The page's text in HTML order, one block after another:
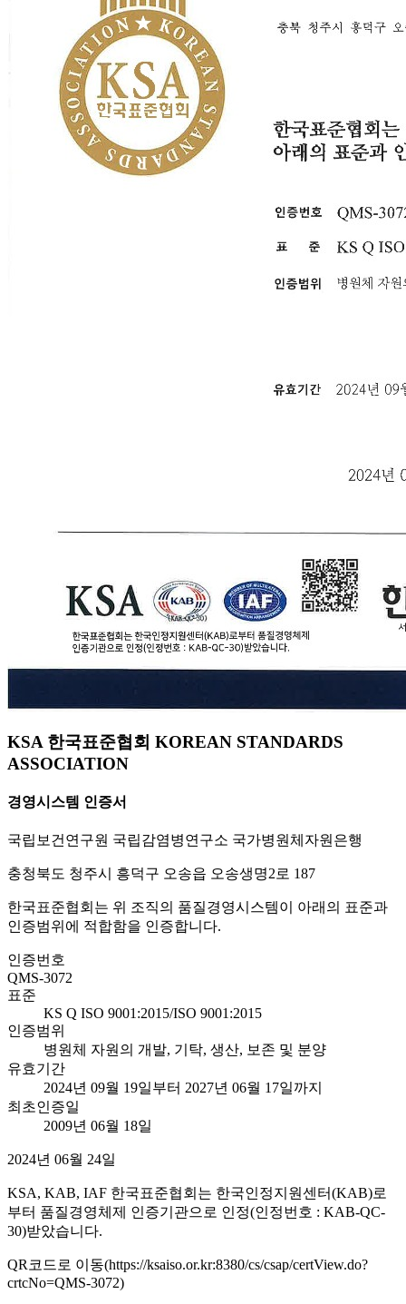
KSA 한국표준협회 KOREAN STANDARDS
ASSOCIATION
경영시스템 인증서
국립보건연구원 국립감염병연구소 국가병원체자원은행
충청북도 청주시 흥덕구 오송읍 오송생명2로 187
한국표준협회는 위 조직의 품질경영시스템이 아래의 표준과
인증범위에 적합함을 인증합니다.
인증번호
QMS-3072
표준
KS Q ISO 9001:2015/ISO 9001:2015
인증범위
병원체 자원의 개발, 기탁, 생산, 보존 및 분양
유효기간
2024년 09월 19일부터 2027년 06월 17일까지
최초인증일
2009년 06월 18일
2024년 06월 24일
KSA, KAB, IAF 한국표준협회는 한국인정지원센터(KAB)로
부터 품질경영체제 인증기관으로 인정(인정번호 : KAB-QC-
30)받았습니다.
QR코드로 이동(https://ksaiso.or.kr:8380/cs/csap/certView.do?
crtcNo=QMS-3072)